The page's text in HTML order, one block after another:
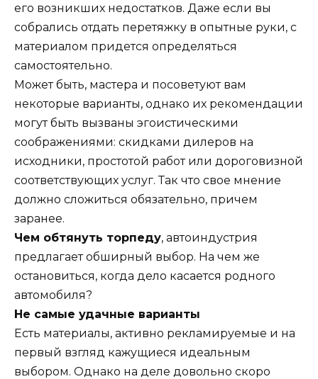
его возникших недостатков. Даже если вы
собрались отдать перетяжку в опытные руки, с
материалом придется определяться
самостоятельно.
Может быть, мастера и посоветуют вам
некоторые варианты, однако их рекомендации
могут быть вызваны эгоистическими
соображениями: скидками дилеров на
исходники, простотой работ или дороговизной
соответствующих услуг. Так что свое мнение
должно сложиться обязательно, причем
заранее.
Чем обтянуть торпеду, автоиндустрия
предлагает обширный выбор. На чем же
остановиться, когда дело касается родного
автомобиля?
Не самые удачные варианты
Есть материалы, активно рекламируемые и на
первый взгляд кажущиеся идеальным
выбором. Однако на деле довольно скоро